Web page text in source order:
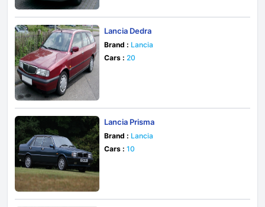
Lancia Dedra
Brand : Lancia
Cars : 20
Lancia Prisma
Brand : Lancia
Cars : 10